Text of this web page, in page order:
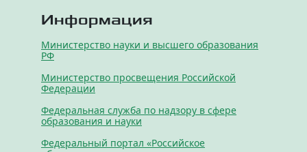
Информация
Министерство науки и высшего образования
РФ
Министерство просвещения Российской
Федерации
Федеральная служба по надзору в сфере
образования и науки
Федеральный портал «Российское